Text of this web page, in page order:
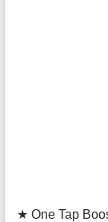
★ One Tap